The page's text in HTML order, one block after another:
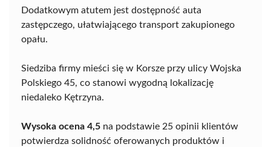
Dodatkowym atutem jest dostępność auta
zastępczego, ułatwiającego transport zakupionego
opału.
Siedziba firmy mieści się w Korsze przy ulicy Wojska
Polskiego 45, co stanowi wygodną lokalizację
niedaleko Kętrzyna.
Wysoka ocena 4,5 na podstawie 25 opinii klientów
potwierdza solidność oferowanych produktów i